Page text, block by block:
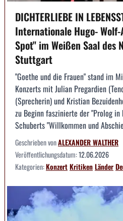
DICHTERLIEBE IN
Internationale Hugo-
Spot" im Weißen Saal des
Stuttgart
"Goethe und die Frauen" stand im
Konzerts mit Julian Pregardien
(Sprecherin) und Kristian
zu Beginn faszinierte der "Prolog in
Schuberts "Willkommen und
Geschrieben vonALEXANDER WALTHER
Veröffentlichungsdatum:12.06.2026
Kategorien:KonzertKritikenLänder